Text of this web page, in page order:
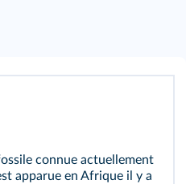
connue actuellement
apparue en Afrique il y a